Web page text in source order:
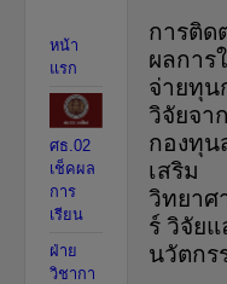
หน้า
แรก
ศธ.02
เช็คผล
การ
เรียน
ฝ่าย
วิชากา
การติด
ผลการ
จ่ายทุน
วิจัยจาก
กองทุน
เสริม
วิทยาศ
ร์ วิจัยแ
นวัตกร